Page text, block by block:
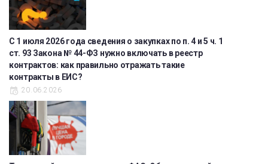
С 1 июля 2026 года сведения о закупках по п. 4 и 5 ч. 1
ст. 93 Закона № 44-ФЗ нужно включать в реестр
контрактов: как правильно отражать такие
контракты в ЕИС?
20.06.2026